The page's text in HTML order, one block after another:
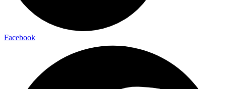
Facebook